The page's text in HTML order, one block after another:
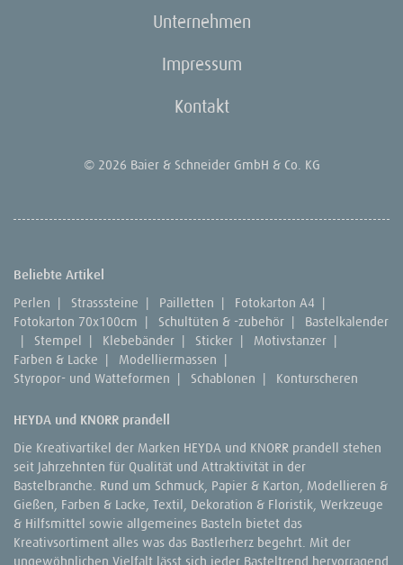
Unternehmen
Impressum
Kontakt
© 2026 Baier & Schneider GmbH & Co. KG
Beliebte Artikel
Perlen | Strasssteine | Pailletten | Fotokarton A4 |
Fotokarton 70x100cm | Schultüten & -zubehör |
Bastelkalender
|
Stempel | Klebebänder | Sticker | Motivstanzer |
Farben & Lacke | Modelliermassen |
Styropor- und Watteformen | Schablonen | Konturscheren
HEYDA und KNORR prandell
Die Kreativartikel der Marken HEYDA und KNORR prandell stehen
seit Jahrzehnten für Qualität und Attraktivität in der
Bastelbranche. Rund um Schmuck, Papier & Karton, Modellieren &
Gießen, Farben & Lacke, Textil, Dekoration & Floristik, Werkzeuge
& Hilfsmittel sowie allgemeines Basteln bietet das
Kreativsortiment alles was das Bastlerherz begehrt. Mit der
ungewöhnlichen Vielfalt lässt sich jeder Basteltrend hervorragend